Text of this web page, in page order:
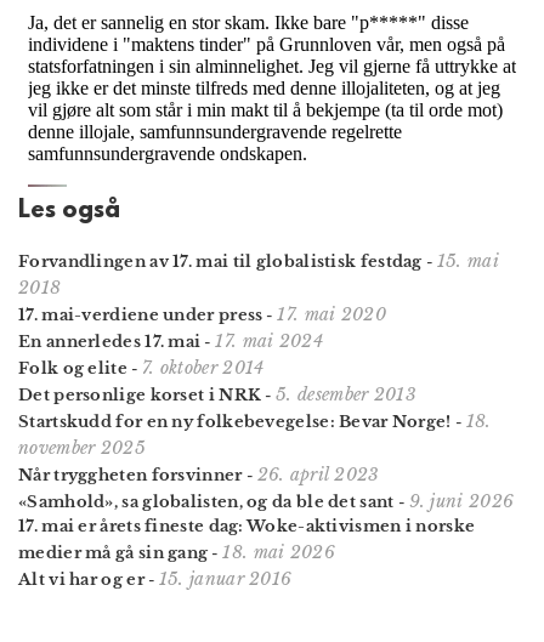
Les også
Forvandlingen av 17. mai til globalistisk festdag - 15. mai
2018
17. mai-verdiene under press -17. mai 2020
En annerledes 17. mai -17. mai 2024
Folk og elite - 7. oktober 2014
Det personlige korset i NRK -5. desember 2013
Startskudd for en ny folkebevegelse: Bevar Norge! - 18.
november 2025
Når tryggheten forsvinner- 26. april 2023
«Samhold», sa globalisten, og da ble det sant - 9. juni 2026
17. mai er årets fineste dag: Woke-aktivismen i norske
medier må gå sin gang -18. mai 2026
Alt vi har og er- 15. januar 2016